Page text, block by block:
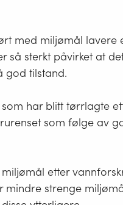
med miljømål lavere
så sterkt påvirket at
god tilstand.
har blitt tørrlagte
som følge av
etter
mindre strenge